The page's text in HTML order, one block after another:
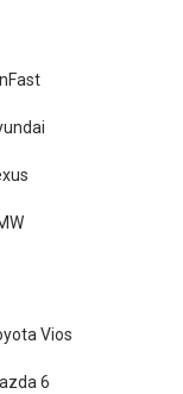
Vios
6